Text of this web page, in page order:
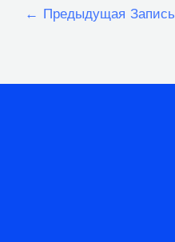
Навигация
← Предыдущая Запись